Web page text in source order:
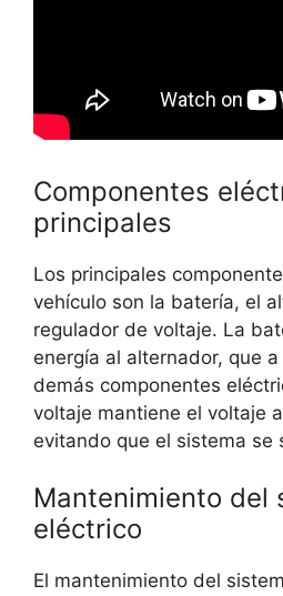
Componentes
principales
Los principales
vehículo son la batería, el
regulador de voltaje. La
energía al alternador, que
demás componentes
voltaje mantiene el voltaje
evitando que el sistema se
Mantenimiento del
eléctrico
El mantenimiento del